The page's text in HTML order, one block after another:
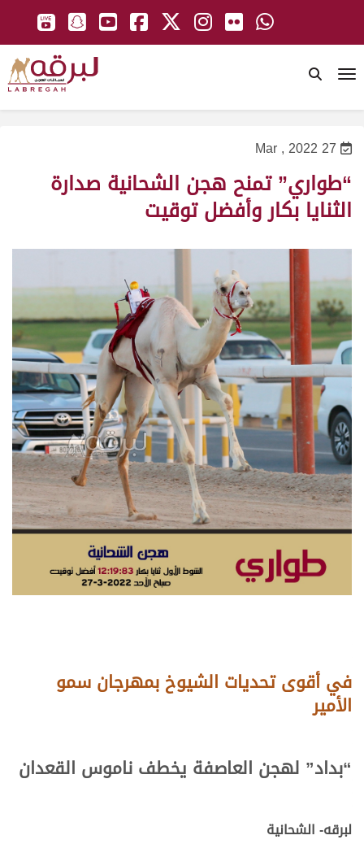
27 Mar , 2022
“طواري” تمنح هجن الشحانية صدارة
الثنايا بكار وأفضل توقيت
في أقوى تحديات الشيوخ بمهرجان سمو
الأمير
“بداد” لهجن العاصفة يخطف ناموس القعدان
لبرقه- الشحانية